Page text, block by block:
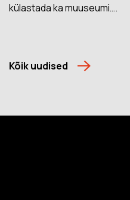
külastada ka muuseumi….
Kõik uudised